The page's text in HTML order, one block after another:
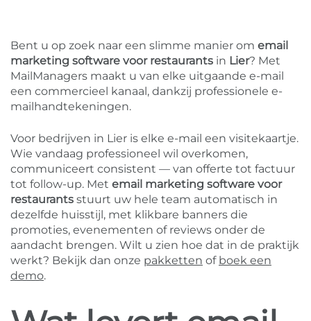
Bent u op zoek naar een slimme manier om email
marketing software voor restaurants in Lier? Met
MailManagers maakt u van elke uitgaande e-mail
een commercieel kanaal, dankzij professionele e-
mailhandtekeningen.
Voor bedrijven in Lier is elke e-mail een visitekaartje.
Wie vandaag professioneel wil overkomen,
communiceert consistent — van offerte tot factuur
tot follow-up. Met email marketing software voor
restaurants stuurt uw hele team automatisch in
dezelfde huisstijl, met klikbare banners die
promoties, evenementen of reviews onder de
aandacht brengen. Wilt u zien hoe dat in de praktijk
werkt? Bekijk dan onze pakketten of boek een
demo.